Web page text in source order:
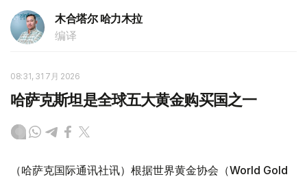
木合塔尔 哈力木拉
编译
08:31, 31 7月 2026
哈萨克斯坦是全球五大黄金购买国之一
（哈萨克国际通讯社讯）根据世界黄金协会（World Gold